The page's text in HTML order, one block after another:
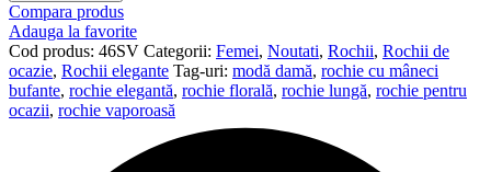
Compara produs
Adauga la favorite
Cod produs: 46SV Categorii: Femei, Noutati, Rochii, Rochii de
ocazie, Rochii elegante Tag-uri: modă damă, rochie cu mâneci
bufante, rochie elegantă, rochie florală, rochie lungă, rochie pentru
ocazii, rochie vaporoasă